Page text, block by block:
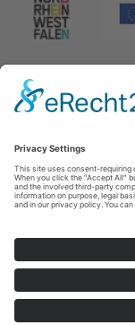
Afdruk|
T: +49